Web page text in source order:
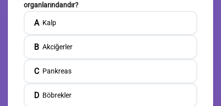
organlarındandır?
A Kalp
B Akciğerler
C Pankreas
D Böbrekler